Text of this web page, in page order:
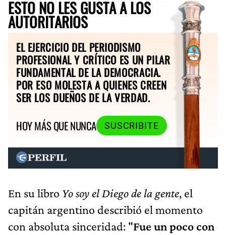
ESTO NO LES GUSTA A LOS
AUTORITARIOS
EL EJERCICIO DEL PERIODISMO
PROFESIONAL Y CRÍTICO ES UN PILAR
FUNDAMENTAL DE LA DEMOCRACIA.
POR ESO MOLESTA A QUIENES CREEN
SER LOS DUEÑOS DE LA VERDAD.
HOY MÁS QUE NUNCA
SUSCRIBITE
En su libro Yo soy el Diego de la gente, el
capitán argentino describió el momento
con absoluta sinceridad: "Fue un poco con